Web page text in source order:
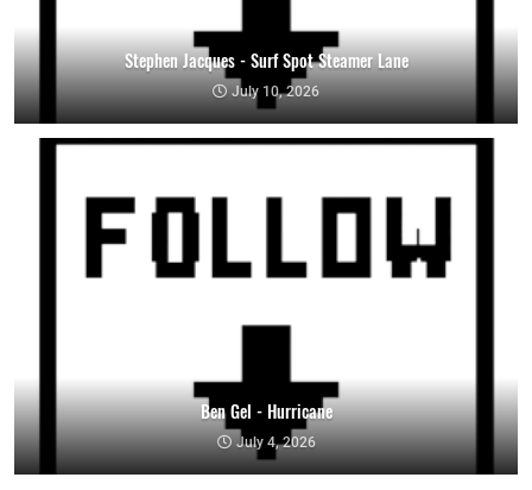
Stephen Jacques - Surf Spot Steamer Lane
July 10, 2026
Ben Gel - Hurricane
July 4, 2026